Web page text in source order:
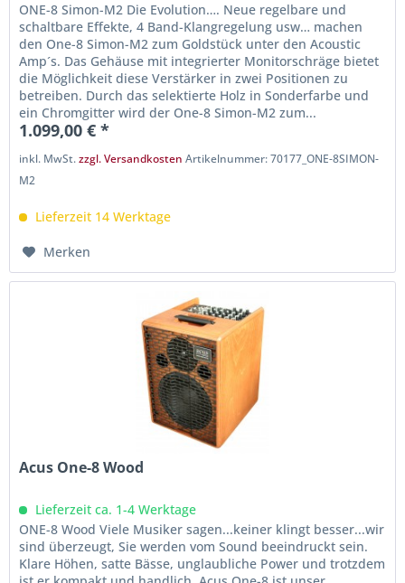
ONE-8 Simon-M2 Die Evolution…. Neue regelbare und
schaltbare Effekte, 4 Band-Klangregelung usw… machen
den One-8 Simon-M2 zum Goldstück unter den Acoustic
Amp´s. Das Gehäuse mit integrierter Monitorschräge bietet
die Möglichkeit diese Verstärker in zwei Positionen zu
betreiben. Durch das selektierte Holz in Sonderfarbe und
ein Chromgitter wird der One-8 Simon-M2 zum...
1.099,00 € *
inkl. MwSt.zzgl. Versandkosten Artikelnummer: 70177_ONE-8SIMON-
M2
Lieferzeit 14 Werktage
Merken
Acus One-8 Wood
Lieferzeit ca. 1-4 Werktage
ONE-8 Wood Viele Musiker sagen...keiner klingt besser...wir
sind überzeugt, Sie werden vom Sound beeindruckt sein.
Klare Höhen, satte Bässe, unglaubliche Power und trotzdem